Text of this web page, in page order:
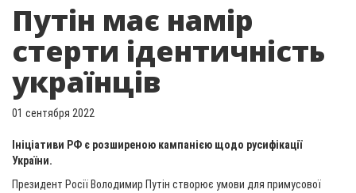
Путін має намір
стерти ідентичність
українців
01 сентября 2022
Ініціативи РФ є розширеною кампанією щодо русифікації
України.
Президент Росії Володимир Путін створює умови для примусової